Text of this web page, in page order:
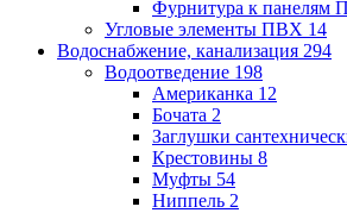
Фурнитура к панелям
Угловые элементы ПВХ 14
Водоснабжение, канализация 294
Водоотведение 198
Американка 12
Бочата 2
Заглушки
Крестовины 8
Муфты 54
Ниппель 2